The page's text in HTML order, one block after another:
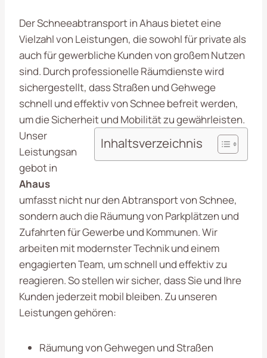
Der Schneeabtransport in Ahaus bietet eine
Vielzahl von Leistungen, die sowohl für private als
auch für gewerbliche Kunden von großem Nutzen
sind. Durch professionelle Räumdienste wird
sichergestellt, dass Straßen und Gehwege
schnell und effektiv von Schnee befreit werden,
um die Sicherheit und Mobilität zu gewährleisten.
Inhaltsverzeichnis
Unser
Leistungsan
gebot in
Ahaus
umfasst nicht nur den Abtransport von Schnee,
sondern auch die Räumung von Parkplätzen und
Zufahrten für Gewerbe und Kommunen. Wir
arbeiten mit modernster Technik und einem
engagierten Team, um schnell und effektiv zu
reagieren. So stellen wir sicher, dass Sie und Ihre
Kunden jederzeit mobil bleiben. Zu unseren
Leistungen gehören:
Räumung von Gehwegen und Straßen